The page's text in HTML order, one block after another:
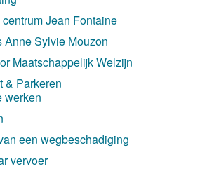
Jean Fontaine
Anne Sylvie Mouzon
Maatschappelijk Welzijn
& Parkeren
werken
een wegbeschadiging
vervoer